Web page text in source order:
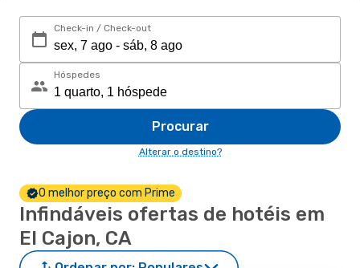
Check-in / Check-out
Hóspedes
Procurar
Alterar o destino?
O melhor preço com Prime
Infindáveis ofertas de hotéis em
El Cajon, CA